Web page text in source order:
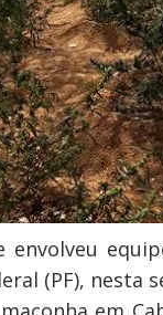
envolveu
(PF),